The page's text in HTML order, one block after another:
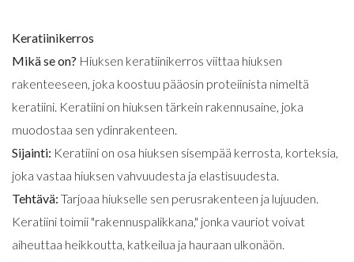
Keratiinikerros
Mikä se on? Hiuksen keratiinikerros viittaa hiuksen
rakenteeseen, joka koostuu pääosin proteiinista nimeltä
keratiini. Keratiini on hiuksen tärkein rakennusaine, joka
muodostaa sen ydinrakenteen.
Sijainti: Keratiini on osa hiuksen sisempää kerrosta, korteksia,
joka vastaa hiuksen vahvuudesta ja elastisuudesta.
Tehtävä: Tarjoaa hiukselle sen perusrakenteen ja lujuuden.
Keratiini toimii "rakennuspalikkana," jonka vauriot voivat
aiheuttaa heikkoutta, katkeilua ja hauraan ulkonäön.